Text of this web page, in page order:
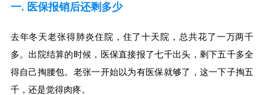
一. 医保报销后还剩多少
去年冬天老张得肺炎住院，住了十天院，总共花了一万两千
多。出院结算的时候，医保直接报了七千出头，剩下五千多全
得自己掏腰包。老张一开始以为有医保就够了，这一下子掏五
千，还是觉得肉疼。